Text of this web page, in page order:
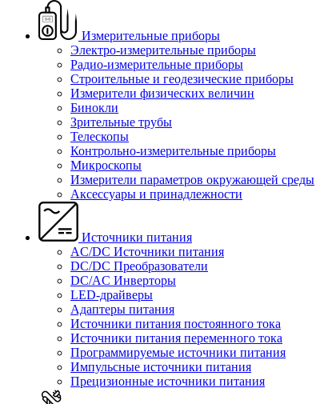
Измерительные приборы
Электро-измерительные приборы
Радио-измерительные приборы
Строительные и геодезические приборы
Измерители физических величин
Бинокли
Зрительные трубы
Телескопы
Контрольно-измерительные приборы
Микроскопы
Измерители параметров окружающей среды
Аксессуары и принадлежности
Источники питания
AC/DC Источники питания
DC/DC Преобразователи
DC/AC Инверторы
LED-драйверы
Адаптеры питания
Источники питания постоянного тока
Источники питания переменного тока
Программируемые источники питания
Импульсные источники питания
Прецизионные источники питания